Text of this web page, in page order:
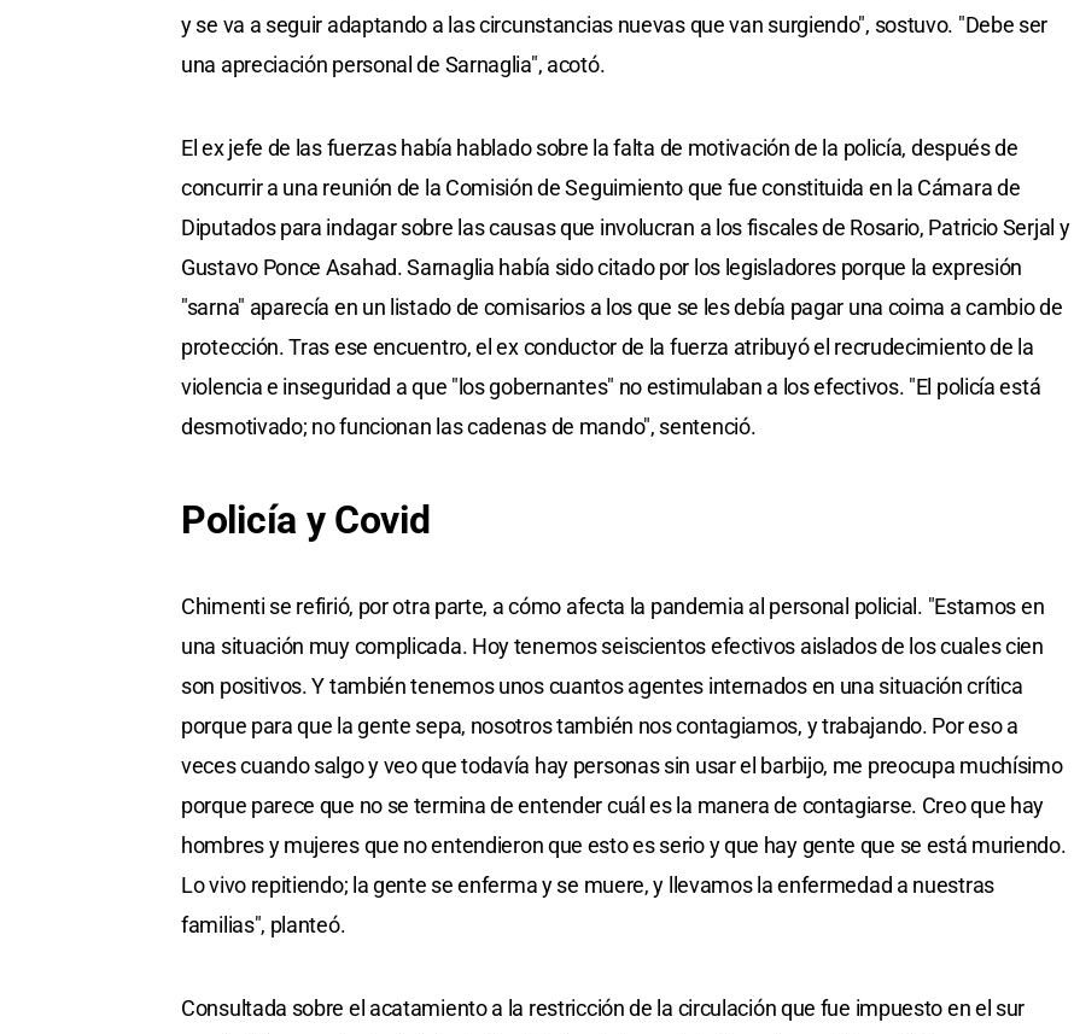
y se va a seguir adaptando a las circunstancias nuevas que van surgiendo", sostuvo. "Debe ser
una apreciación personal de Sarnaglia", acotó.
El ex jefe de las fuerzas había hablado sobre la falta de motivación de la policía, después de
concurrir a una reunión de la Comisión de Seguimiento que fue constituida en la Cámara de
Diputados para indagar sobre las causas que involucran a los fiscales de Rosario, Patricio Serjal y
Gustavo Ponce Asahad. Sarnaglia había sido citado por los legisladores porque la expresión
"sarna" aparecía en un listado de comisarios a los que se les debía pagar una coima a cambio de
protección. Tras ese encuentro, el ex conductor de la fuerza atribuyó el recrudecimiento de la
violencia e inseguridad a que "los gobernantes" no estimulaban a los efectivos. "El policía está
desmotivado; no funcionan las cadenas de mando", sentenció.
Policía y Covid
Chimenti se refirió, por otra parte, a cómo afecta la pandemia al personal policial. "Estamos en
una situación muy complicada. Hoy tenemos seiscientos efectivos aislados de los cuales cien
son positivos. Y también tenemos unos cuantos agentes internados en una situación crítica
porque para que la gente sepa, nosotros también nos contagiamos, y trabajando. Por eso a
veces cuando salgo y veo que todavía hay personas sin usar el barbijo, me preocupa muchísimo
porque parece que no se termina de entender cuál es la manera de contagiarse. Creo que hay
hombres y mujeres que no entendieron que esto es serio y que hay gente que se está muriendo.
Lo vivo repitiendo; la gente se enferma y se muere, y llevamos la enfermedad a nuestras
familias", planteó.
Consultada sobre el acatamiento a la restricción de la circulación que fue impuesto en el sur